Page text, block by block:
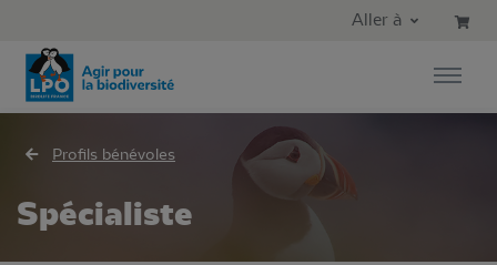
Aller au menu principal
Aller à
Profils bénévoles
Spécialiste